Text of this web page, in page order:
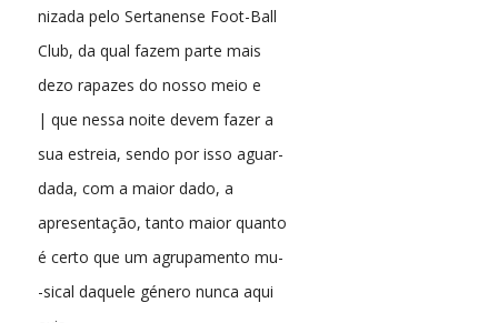
nizada pelo Sertanense Foot-Ball
Club, da qual fazem parte mais
dezo rapazes do nosso meio e
| que nessa noite devem fazer a
sua estreia, sendo por isso aguar-
dada, com a maior dado, a
apresentação, tanto maior quanto
é certo que um agrupamento mu-
-sical daquele género nunca aqui